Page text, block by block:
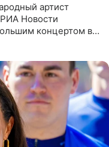
артист
Новости
концертом в